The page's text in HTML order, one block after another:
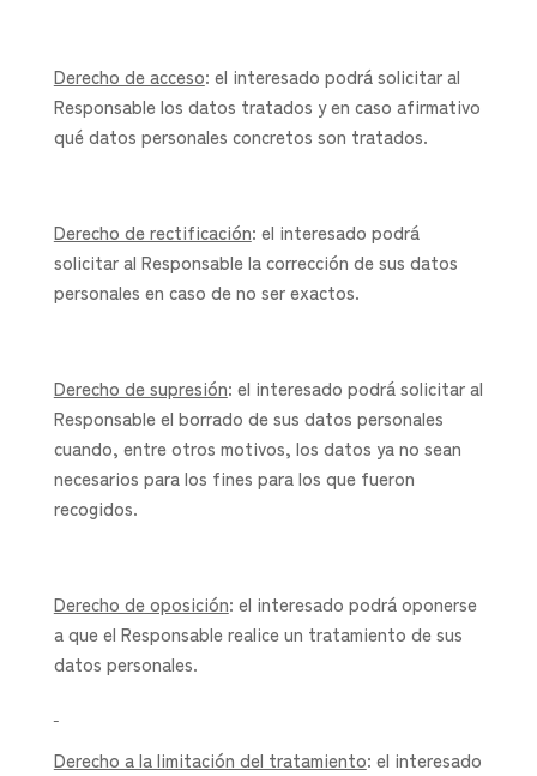
Derecho de acceso: el interesado podrá solicitar al
Responsable los datos tratados y en caso afirmativo
qué datos personales concretos son tratados.
Derecho de rectificación: el interesado podrá
solicitar al Responsable la corrección de sus datos
personales en caso de no ser exactos.
Derecho de supresión: el interesado podrá solicitar al
Responsable el borrado de sus datos personales
cuando, entre otros motivos, los datos ya no sean
necesarios para los fines para los que fueron
recogidos.
Derecho de oposición: el interesado podrá oponerse
a que el Responsable realice un tratamiento de sus
datos personales.
Derecho a la limitación del tratamiento: el interesado